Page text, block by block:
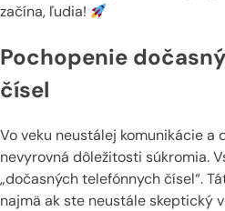
začína, ľudia!
Pochopenie
čísel
Vo veku neustálej komunikácie
nevyrovná dôležitosti súkromia.
„dočasných telefónnych čísel“.
najmä ak ste neustále skeptický